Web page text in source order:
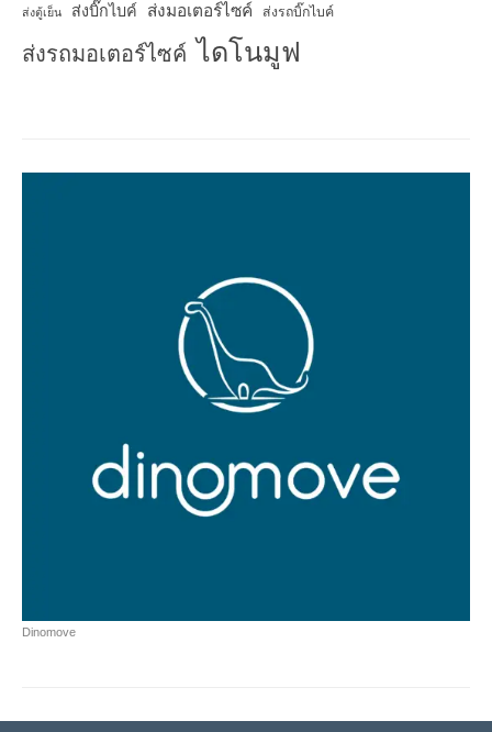
ส่งตู้เย็น ส่งบิ๊กไบค์ ส่งมอเตอร์ไซค์ ส่งรถบิ๊กไบค์
ส่งรถมอเตอร์ไซค์ ไดโนมูฟ
Dinomove